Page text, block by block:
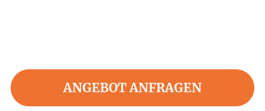
ANGEBOT ANFRAGEN